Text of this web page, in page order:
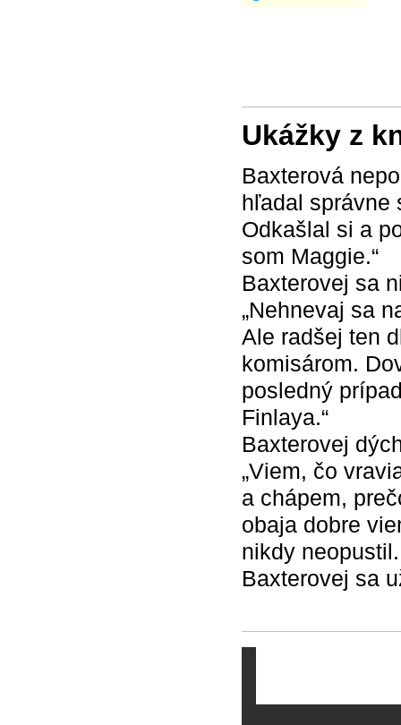
Ukážky z
Baxterová
hľadal správne
Odkašlal si a
som Maggie.“
Baxterovej sa
„Nehnevaj sa
Ale radšej ten
komisárom.
posledný
Finlaya.“
Baxterovej
„Viem, čo
a chápem,
obaja dobre
nikdy
Baxterovej sa